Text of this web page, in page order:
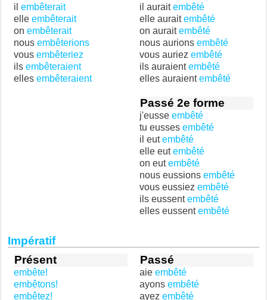
il embêterait
elle embêterait
on embêterait
nous embêterions
vous embêteriez
ils embêteraient
elles embêteraient
il auraitembêté
elle auraitembêté
on auraitembêté
nous aurions embêté
vous auriez embêté
ils auraientembêté
elles auraientembêté
Passé 2e forme
j'eusse embêté
tu eusses embêté
il eutembêté
elle eutembêté
on eutembêté
nous eussions embêté
vous eussiez embêté
ils eussentembêté
elles eussentembêté
Impératif
Présent
embête!
embêtons!
embêtez!
Passé
aie embêté
ayons embêté
ayez embêté